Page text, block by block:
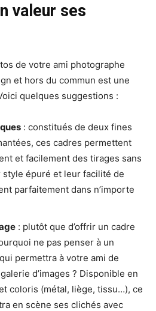
valeur ses
de votre ami photographe
et hors du commun est une
quelques suggestions :
: constitués de deux fines
ces cadres permettent
et facilement des tirages sans
style épuré et leur facilité de
parfaitement dans n’importe
: plutôt que d’offrir un cadre
ne pas penser à un
permettra à votre ami de
d’images ? Disponible en
coloris (métal, liège, tissu…), ce
en scène ses clichés avec